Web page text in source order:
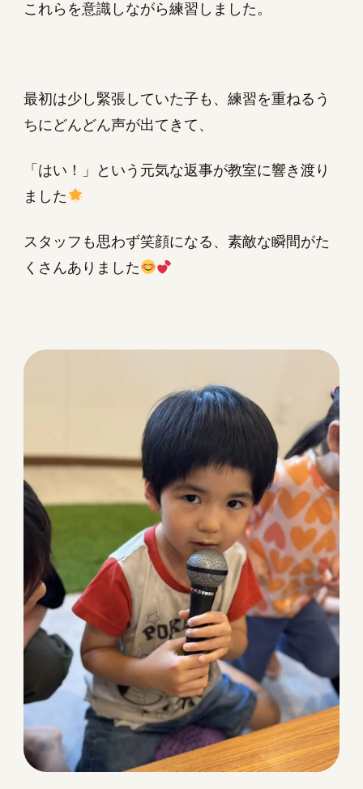
これらを意識しながら練習しました。
最初は少し緊張していた子も、練習を重ねるう
ちにどんどん声が出てきて、
「はい！」という元気な返事が教室に響き渡り
ました
スタッフも思わず笑顔になる、素敵な瞬間がた
くさんありました